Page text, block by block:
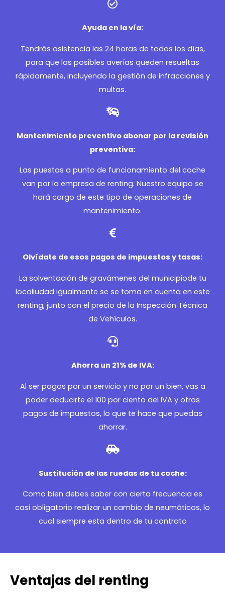
Ayuda en la vía:
Tendrás asistencia las 24 horas de todos los días,
para que las posibles averías queden resueltas
rápidamente, incluyendo la gestión de infracciones y
multas.
Mantenimiento preventivo abonar por la revisión
preventiva:
Las puestas a punto de funcionamiento del coche
van por la empresa de renting. Nuestro equipo se
hará cargo de este tipo de operaciones de
mantenimiento.
Olvídate de esos pagos de impuestos y tasas:
La solventación de gravámenes del municipiode tu
localiudad igualmente se se toma en cuenta en este
renting, junto con el precio de la Inspección Técnica
de Vehículos.
Ahorra un 21% de IVA:
Al ser pagos por un servicio y no por un bien, vas a
poder deducirte el 100 por ciento del IVA y otros
pagos de impuestos, lo que te hace que puedas
ahorrar.
Sustitución de las ruedas de tu coche:
Como bien debes saber con cierta frecuencia es
casi obligatorio realizar un cambio de neumáticos, lo
cual siempre esta dentro de tu contrato
Ventajas del renting